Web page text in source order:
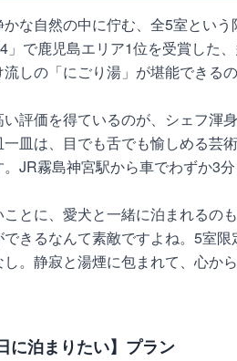
な自然の中に佇む、全5室とい
」で鹿児島エリア1位を受賞した
しの「にごり湯」が堪能できる
い評価を得ているのが、シェフ渾
皿は、目でも舌でも愉しめる芸
。JR霧島神宮駅から車でわずか3
ことに、愛犬と一緒に泊まれるの
できるなんて素敵ですよね。5室
。静寂と湯煙に包まれて、心か
に泊まりたい】プラン